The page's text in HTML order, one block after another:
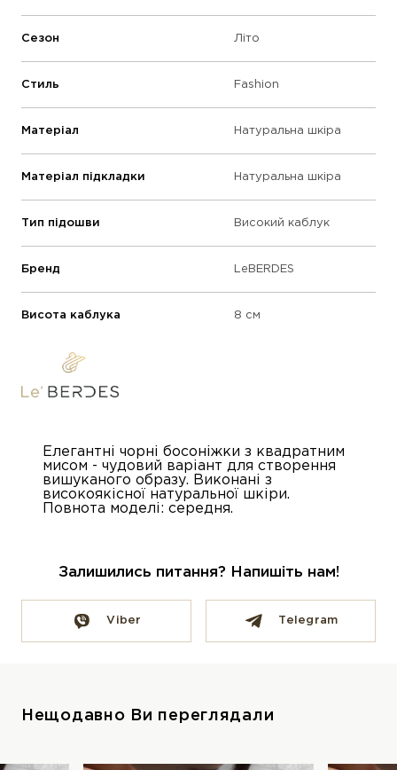
Сезон Літо
Стиль Fashion
Матеріал Натуральна шкіра
Матеріал підкладки Натуральна шкіра
Тип підошви Високий каблук
Бренд LeBERDES
Висота каблука 8 см
Елегантні чорні босоніжки з квадратним
мисом - чудовий варіант для створення
вишуканого образу. Виконані з
високоякісної натуральної шкіри.
Повнота моделі: середня.
Залишились питання? Напишіть нам!
Viber Telegram
Нещодавно Ви переглядали